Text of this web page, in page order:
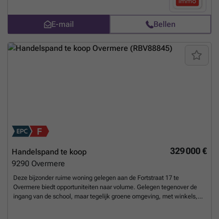
mogelijkheden die u maar zou willen.Meer info of bezoek, aarzel niet
en contacteer ons ###Meer weten?
E-mail Bellen
329 000 €
Handelspand te koop
9290 Overmere
Deze bijzonder ruime woning gelegen aan de Fortstraat 17 te
Overmere biedt opportuniteiten naar volume. Gelegen tegenover de
ingang van de school, maar tegelijk groene omgeving, met winkels,